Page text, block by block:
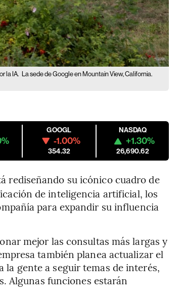
la IA. La sede de Google en Mountain View, California.
GOOGL
-1.00%
354.32
NASDAQ
+1.30%
26,690.62
rediseñando su icónico cuadro de
de inteligencia artificial, los
para expandir su influencia
mejor las consultas más largas y
también planea actualizar el
la gente a seguir temas de interés,
Algunas funciones estarán